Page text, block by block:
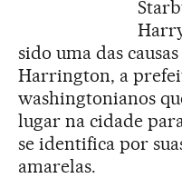
sido uma das
Harrington, a
washingtonianos
lugar na cidade
se identifica por
amarelas.